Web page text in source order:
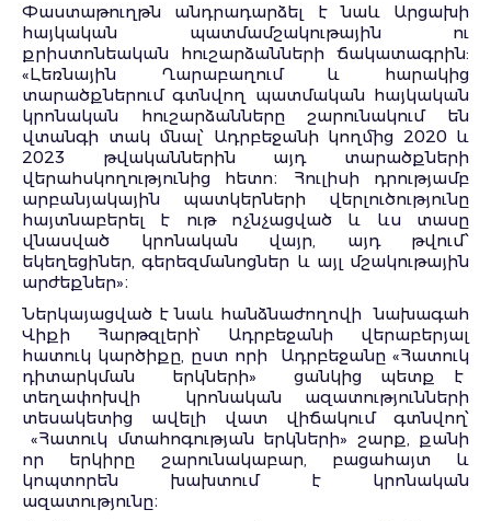
Փաստաթուղթն անդրադարձել է նաև Արցախի
հայկական պատմամշակութային ու
քրիստոնեական հուշարձանների ճակատագրին:
«Լեռնային Ղարաբաղում և հարակից
տարածքներում գտնվող պատմական հայկական
կրոնական հուշարձանները շարունակում են
վտանգի տակ մնալ՝ Ադրբեջանի կողմից 2020 և
2023 թվականներին այդ տարածքների
վերահսկողությունից հետո։ Հուլիսի դրությամբ
արբանյակային պատկերների վերլուծությունը
հայտնաբերել է ութ ոչնչացված և ևս տասը
վնասված կրոնական վայր, այդ թվում՝
եկեղեցիներ, գերեզմանոցներ և այլ մշակութային
արժեքներ»։
Ներկայացված է նաև հանձնաժողովի նախագահ
Վիքի Հարթզլերի՝ Ադրբեջանի վերաբերյալ
հատուկ կարծիքը, ըստ որի Ադրբեջանը «Հատուկ
դիտարկման երկների» ցանկից պետք է
տեղափոխվի կրոնական ազատությունների
տեսակետից ավելի վատ վիճակում գտնվող՝
«Հատուկ մտահոգության երկների» շարք, քանի
որ երկիրը շարունակաբար, բացահայտ և
կոպտորեն խախտում է կրոնական
ազատությունը։